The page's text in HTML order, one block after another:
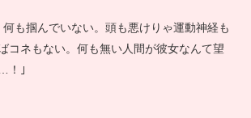
も掴んでいない。頭も悪けりゃ運動神経も
コネもない。何も無い人間が彼女なんて望
！｣